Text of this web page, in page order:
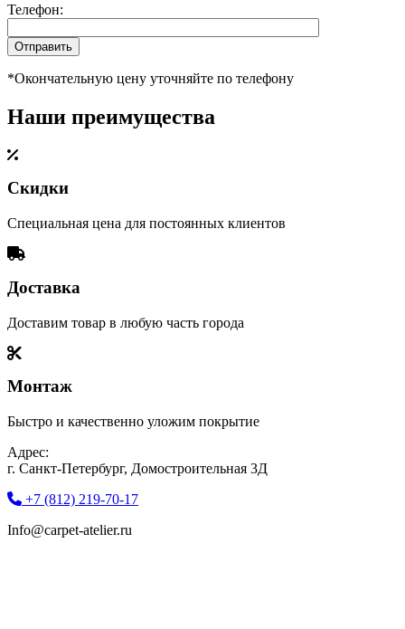
Телефон:
*Окончательную цену уточняйте по телефону
Наши преимущества
Скидки
Специальная цена для постоянных клиентов
Доставка
Доставим товар в любую часть города
Монтаж
Быстро и качественно уложим покрытие
Адрес:
г. Санкт-Петербург, Домостроительная 3Д
+7 (812) 219-70-17
Info@carpet-atelier.ru